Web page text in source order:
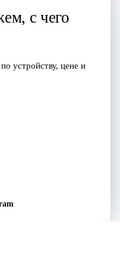
с чего
устройству, цене и